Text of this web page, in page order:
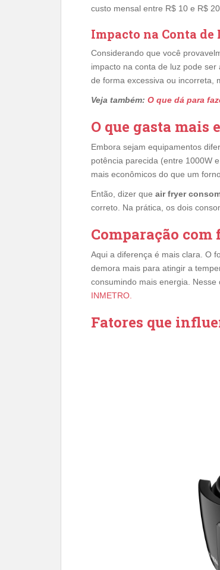
custo mensal entre R$ 10 e R$ 20.
Impacto na Conta de
Considerando que você
impacto na conta de luz pode ser
de forma excessiva ou incorreta,
Veja também: O que dá para
O que gasta
Embora sejam equipamentos
potência parecida (entre 1000W
mais econômicos do que um
Então, dizer que air fryer
correto. Na prática, os dois
Comparação
Aqui a diferença é mais clara. O
demora mais para atingir a
consumindo mais energia.
INMETRO.
Fatores que